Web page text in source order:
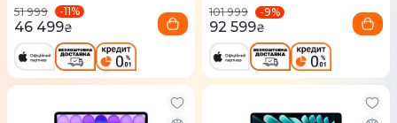
51 999
-11%
46 499₴
101 999
-9%
92 599₴